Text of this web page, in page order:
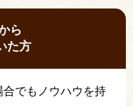
ら
た方
でもノウハウを持